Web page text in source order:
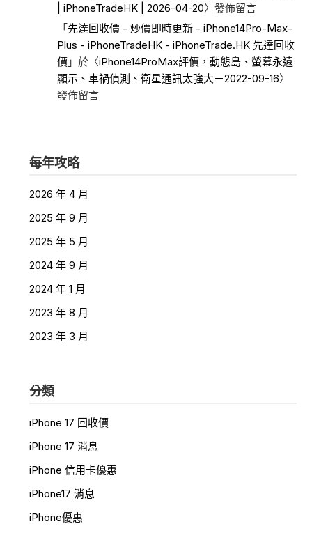
| iPhoneTradeHK | 2026-04-20〉發佈留言
「 先達回收價 - 炒價即時更新 - iPhone14Pro-Max-
Plus - iPhoneTradeHK - iPhoneTrade.HK 先達回收
價 」於〈iPhone14ProMax評價，動態島、螢幕永遠
顯示、車禍偵測、衛星通訊太強大－2022-09-16〉
發佈留言
每年攻略
2026 年 4 月
2025 年 9 月
2025 年 5 月
2024 年 9 月
2024 年 1 月
2023 年 8 月
2023 年 3 月
分類
iPhone 17 回收價
iPhone 17 消息
iPhone 信用卡優惠
iPhone17 消息
iPhone優惠